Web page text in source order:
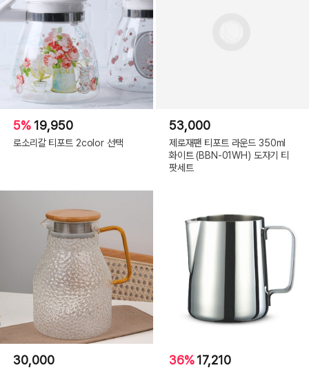
5% 19,950
로소리갈 티포트 2color 선택
53,000
제로재팬 티포트 라운드 350ml
화이트 (BBN-01WH) 도자기 티
팟세트
30,000 36%17,210